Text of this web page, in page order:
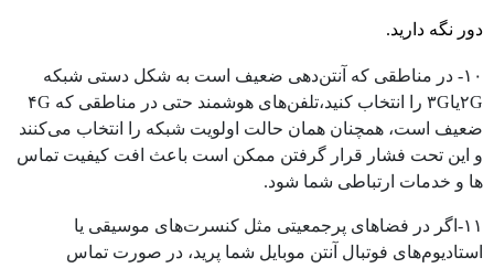
دور نگه دارید.
۱۰- در مناطقی که آنتن‌دهی ضعیف است به شکل دستی شبکه
۲Gیا۳G را انتخاب کنید،تلفن‌های هوشمند حتی در مناطقی که ۴G
ضعیف است، همچنان همان حالت اولویت شبکه را انتخاب می‌کنند
و این تحت فشار قرار گرفتن ممکن است باعث افت کیفیت تماس
ها و خدمات ارتباطی شما شود.
۱۱-اگر در فضاهای پرجمعیتی مثل کنسرت‌های موسیقی یا
استادیوم‌های فوتبال آنتن موبایل شما پرید، در صورت تماس